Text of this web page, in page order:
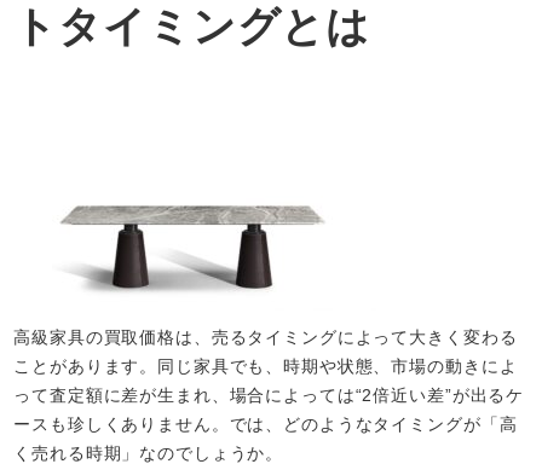
トタイミングとは
高級家具の買取価格は、売るタイミングによって大きく変わる
ことがあります。同じ家具でも、時期や状態、市場の動きによ
って査定額に差が生まれ、場合によっては“2倍近い差”が出るケ
ースも珍しくありません。では、どのようなタイミングが「高
く売れる時期」なのでしょうか。